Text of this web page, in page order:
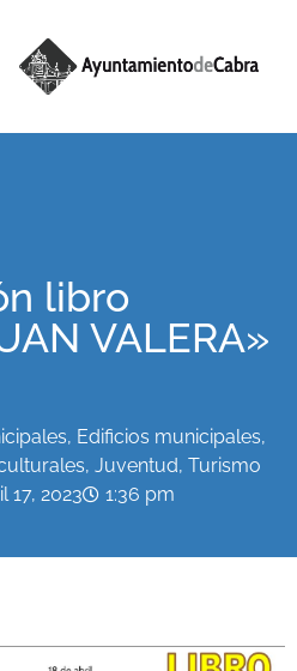
libro
VALERA»
, Edificios municipales,
, Juventud, Turismo
17, 2023 1:36 pm